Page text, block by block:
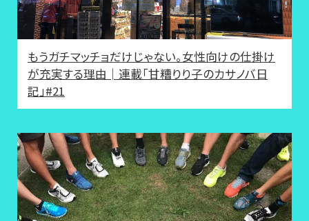
もうガチマッチョだけじゃない。女性向けの仕掛け
が充実する理由│連載「甘糟りり子のカサノバ日
記」#21